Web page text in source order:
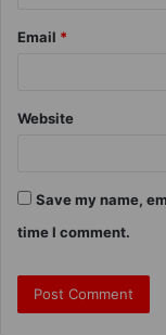
Email *
Website
Save my name,
time I comment.